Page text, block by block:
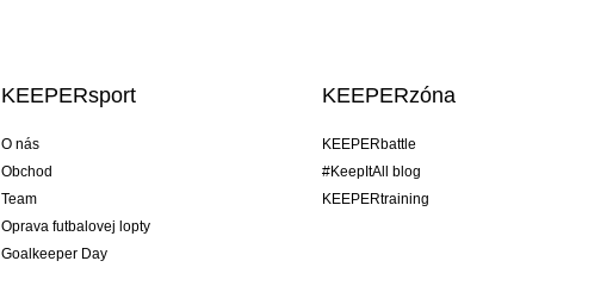
KEEPERsport
O nás
Obchod
Team
Oprava futbalovej lopty
Goalkeeper Day
KEEPERzóna
KEEPERbattle
#KeepItAll blog
KEEPERtraining